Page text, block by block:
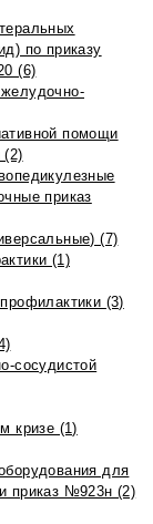
по приказу
(6)
помощи
приказ
(7)
(1)
(3)
сосудистой
кризе (1)
для
приказ №923н (2)